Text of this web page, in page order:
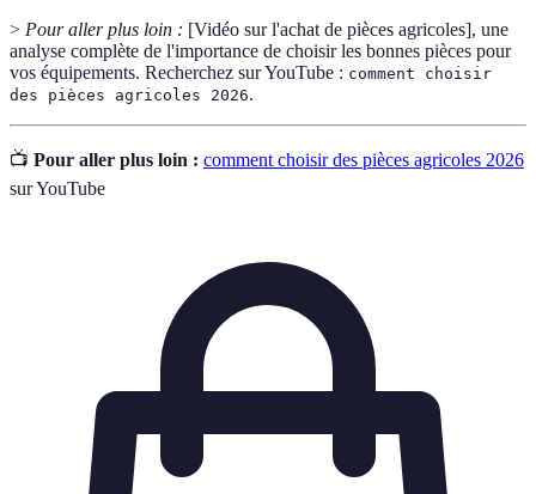
> Pour aller plus loin : [Vidéo sur l'achat de pièces agricoles], une
analyse complète de l'importance de choisir les bonnes pièces pour
vos équipements. Recherchez sur YouTube : comment choisir
des pièces agricoles 2026.
📺 Pour aller plus loin : comment choisir des pièces agricoles 2026
sur YouTube